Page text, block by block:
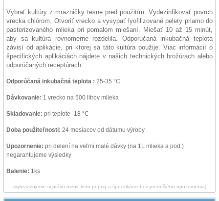
Vybrať kultúry z mrazničky tesne pred použitím. Vydezinfikovať povrch
vreckachlórom. Otvoriť vrecko a vysypať lyofilizované pelety priamo do
pasterizovaného mlieka pri pomalom miešaní. Miešať 10 až 15 minút,
aby sa kultúra rovnomerne rozdelila. Odporúčaná inkubačná teplota
závisí od aplikácie, pri ktorej sa táto kultúra použije. Viac informácií o
špecifických aplikáciách nájdete v našich technických brožúrach alebo
odporúčaných receptúrach.
Odporúčaná inkubačná teplota : 25-35 °C
Dávkovanie: 1 vrecko na 500 litrov mlieka
Skladovanie: pri teplote -18 °C
Doba použiteľnosti: 24 mesiacov od dátumu výroby
Upozornenie: pri delení na veľmi malé dávky (na 1L mlieka a pod.)
negarantujeme výsledky
Balenie: 1ks
(vyhradzujeme si právo meniť tieto popisy a špecifikácie bez predošlého upozornenia)